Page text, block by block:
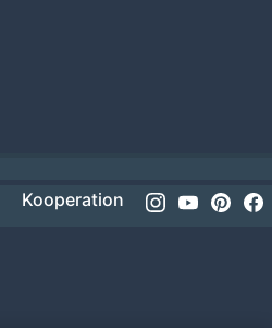
Kooperation Instagram
Youtube